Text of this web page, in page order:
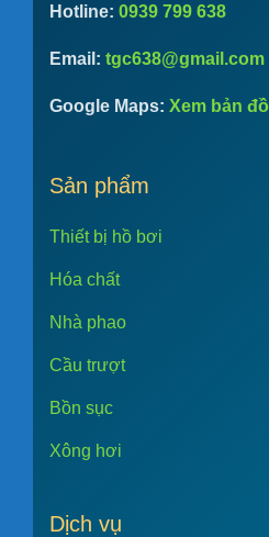
Hotline: 0939 799 638
Email: tgc638@gmail.com
Google Maps: Xem bản đồ
Sản phẩm
Thiết bị hồ bơi
Hóa chất
Nhà phao
Cầu trượt
Bồn sục
Xông hơi
Dịch vụ